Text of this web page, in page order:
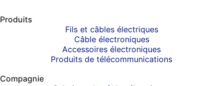
Produits
Fils et câbles électriques
Câble électroniques
Accessoires électroniques
Produits de télécommunications
Compagnie